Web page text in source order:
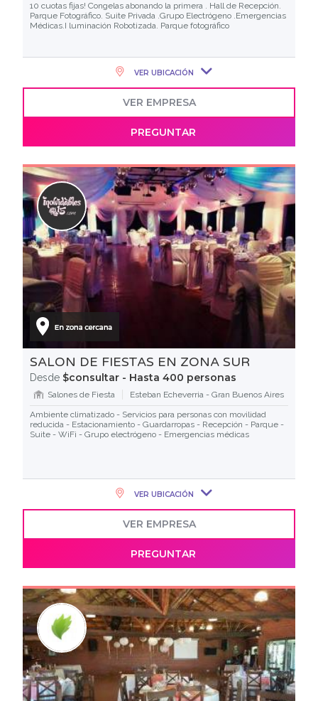
10 cuotas fijas! Congelas abonando la primera . Hall de Recepción.
Parque Fotográfico. Suite Privada .Grupo Electrógeno .Emergencias
Médicas.I luminación Robotizada. Parque fotográfico
VER UBICACIÓN
VER EMPRESA
PREGUNTAR
SALON DE FIESTAS EN ZONA SUR
Desde $consultar - Hasta 400 personas
Salones de Fiesta
Esteban Echeverria - Gran Buenos Aires
Ambiente climatizado - Servicios para personas con movilidad
reducida - Estacionamiento - Guardarropas - Recepción - Parque -
Suite - WiFi - Grupo electrógeno - Emergencias médicas
VER UBICACIÓN
VER EMPRESA
PREGUNTAR